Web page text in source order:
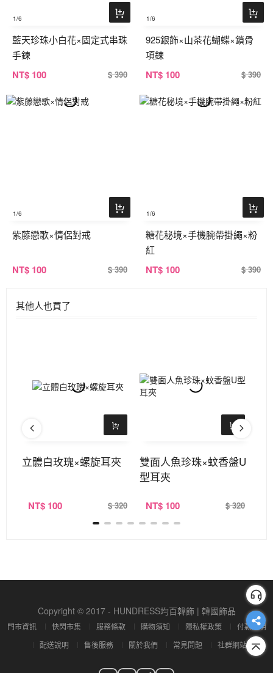
1/6
藍天珍珠小白花×固定式串珠
手鍊
NT$ 100 $ 390
1/6
925銀飾×山茶花蝴蝶×鎖骨
項鍊
NT$ 100 $ 390
1/6
紫藤戀歌×情侶對戒
NT$ 100 $ 390
1/6
糖花秘境×手機腕帶掛繩×粉
紅
NT$ 100 $ 390
其他人也買了
立體白玫瑰×螺旋耳夾
NT$ 100 $ 320
雙面人魚珍珠×蚊香盤U
型耳夾
NT$ 100 $ 320
Copyright © 2017 - HUNDRESS均百韓飾 | 韓國飾品
門市資訊 快閃市集 服務條款 購物須知 隱私權政策
付款說明
配送說明
售後服務 關於我們 常見問題 社群網站